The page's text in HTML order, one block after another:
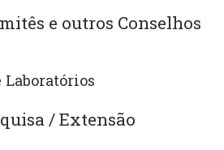
e outros Conselhos
Laboratórios
/ Extensão
Almeida Oliveira